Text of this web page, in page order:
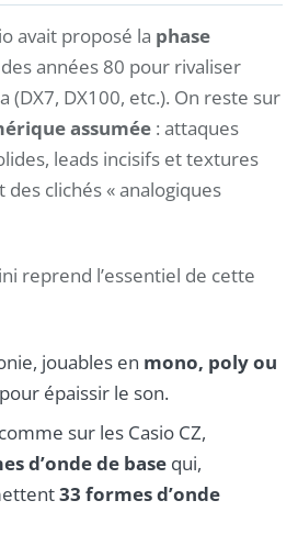
avait proposé la phase
années 80 pour rivaliser
(DX7, DX100, etc.). On reste sur
assumée : attaques
leads incisifs et textures
clichés « analogiques
reprend l’essentiel de cette
jouables en mono, poly ou
épaissir le son.
sur les Casio CZ,
d’onde de basequi,
33 formes d’onde